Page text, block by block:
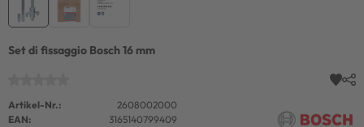
Set di fissaggio Bosch 16 mm
Artikel-Nr.:
2608002000
EAN:
3165140799409